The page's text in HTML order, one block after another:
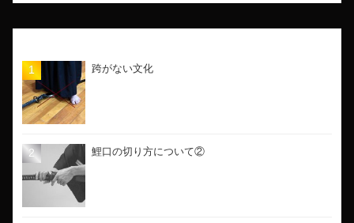
跨がない文化
鯉口の切り方について②